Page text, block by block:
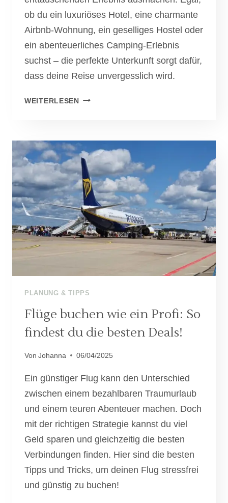
ob du ein luxuriöses Hotel, eine charmante
Airbnb-Wohnung, ein geselliges Hostel oder
ein abenteuerliches Camping-Erlebnis
suchst – die perfekte Unterkunft sorgt dafür,
dass deine Reise unvergesslich wird.
WEITERLESENDIE
BUCHST
DU
PERFEKT
FÜR
DEINE
REISE!
PLANUNG & TIPPS
Flüge buchen wie ein Profi: So
findest du die besten Deals!
Von Johanna 06/04/2025
Ein günstiger Flug kann den Unterschied
zwischen einem bezahlbaren Traumurlaub
und einem teuren Abenteuer machen. Doch
mit der richtigen Strategie kannst du viel
Geld sparen und gleichzeitig die besten
Verbindungen finden. Hier sind die besten
Tipps und Tricks, um deinen Flug stressfrei
und günstig zu buchen!